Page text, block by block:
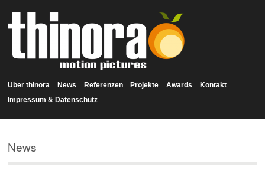
Über thinora News Referenzen Projekte Awards
Kontakt
Impressum & Datenschutz
News